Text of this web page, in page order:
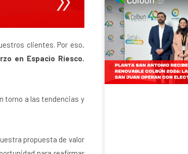
clientes. Por eso,
en Espacio Riesco,
torno a las tendencias y
propuesta de valor